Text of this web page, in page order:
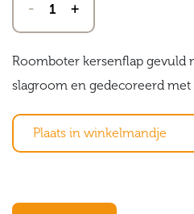
- +
Roomboter kersenflap gevuld
slagroom en gedecoreerd met
Plaats in winkelmandje